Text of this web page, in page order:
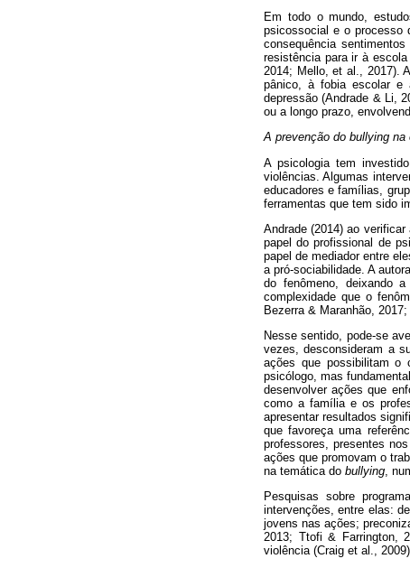
Em todo o mundo,
psicossocial e o processo
consequência
resistência para ir à
2014; Mello, et al., 2017).
pânico, à fobia escolar e
depressão (Andrade & Li,
ou a longo prazo,
A prevenção do bullying na
A psicologia tem
violências. Algumas
educadores e famílias,
ferramentas que tem sido
Andrade (2014) ao
papel do profissional de
papel de mediador entre
a pró-sociabilidade. A
do fenômeno, deixando
complexidade que o
Bezerra & Maranhão,
Nesse sentido, pode-se
vezes, desconsideram a
ações que possibilitam o
psicólogo, mas
desenvolver ações que
como a família e os
apresentar resultados
que favoreça uma
professores, presentes
ações que promovam o
na temática do bullying ,
Pesquisas sobre
intervenções, entre elas:
jovens nas ações;
2013; Ttofi & Farrington,
violência (Craig et al.,